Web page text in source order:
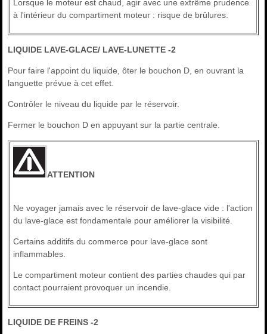
Lorsque le moteur est chaud, agir avec une extrême prudence
à l'intérieur du compartiment moteur : risque de brûlures.
LIQUIDE LAVE-GLACE/ LAVE-LUNETTE -2
Pour faire l'appoint du liquide, ôter le bouchon D, en ouvrant la
languette prévue à cet effet.
Contrôler le niveau du liquide par le réservoir.
Fermer le bouchon D en appuyant sur la partie centrale.
ATTENTION
Ne voyager jamais avec le réservoir de lave-glace vide : l'action
du lave-glace est fondamentale pour améliorer la visibilité.
Certains additifs du commerce pour lave-glace sont
inflammables.
Le compartiment moteur contient des parties chaudes qui par
contact pourraient provoquer un incendie.
LIQUIDE DE FREINS -2